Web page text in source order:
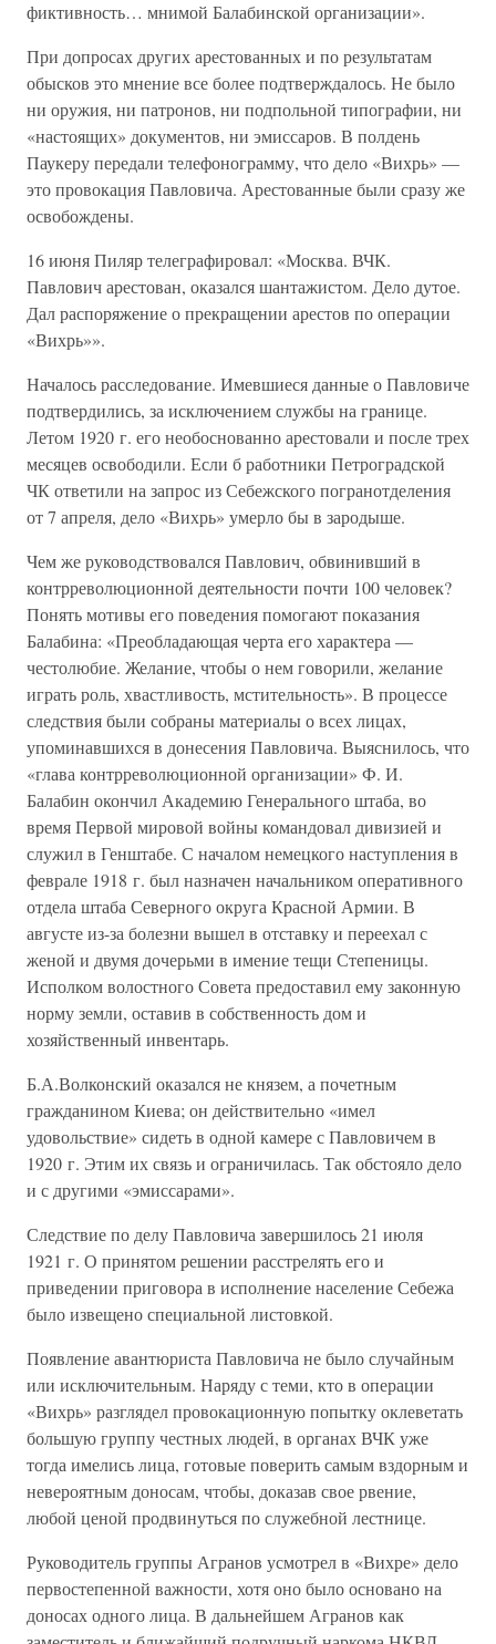
фиктивность… мнимой Балабинской организации».
При допросах других арестованных и по результатам
обысков это мнение все более подтверждалось. Не было
ни оружия, ни патронов, ни подпольной типографии, ни
«настоящих» документов, ни эмиссаров. В полдень
Паукеру передали телефонограмму, что дело «Вихрь» —
это провокация Павловича. Арестованные были сразу же
освобождены.
16 июня Пиляр телеграфировал: «Москва. ВЧК.
Павлович арестован, оказался шантажистом. Дело дутое.
Дал распоряжение о прекращении арестов по операции
«Вихрь»».
Началось расследование. Имевшиеся данные о Павловиче
подтвердились, за исключением службы на границе.
Летом 1920 г. его необоснованно арестовали и после трех
месяцев освободили. Если б работники Петроградской
ЧК ответили на запрос из Себежского погранотделения
от 7 апреля, дело «Вихрь» умерло бы в зародыше.
Чем же руководствовался Павлович, обвинивший в
контрреволюционной деятельности почти 100 человек?
Понять мотивы его поведения помогают показания
Балабина: «Преобладающая черта его характера —
честолюбие. Желание, чтобы о нем говорили, желание
играть роль, хвастливость, мстительность». В процессе
следствия были собраны материалы о всех лицах,
упоминавшихся в донесения Павловича. Выяснилось, что
«глава контрреволюционной организации» Ф. И.
Балабин окончил Академию Генерального штаба, во
время Первой мировой войны командовал дивизией и
служил в Генштабе. С началом немецкого наступления в
феврале 1918 г. был назначен начальником оперативного
отдела штаба Северного округа Красной Армии. В
августе из-за болезни вышел в отставку и переехал с
женой и двумя дочерьми в имение тещи Степеницы.
Исполком волостного Совета предоставил ему законную
норму земли, оставив в собственность дом и
хозяйственный инвентарь.
Б.А.Волконский оказался не князем, а почетным
гражданином Киева; он действительно «имел
удовольствие» сидеть в одной камере с Павловичем в
1920 г. Этим их связь и ограничилась. Так обстояло дело
и с другими «эмиссарами».
Следствие по делу Павловича завершилось 21 июля
1921 г. О принятом решении расстрелять его и
приведении приговора в исполнение население Себежа
было извещено специальной листовкой.
Появление авантюриста Павловича не было случайным
или исключительным. Наряду с теми, кто в операции
«Вихрь» разглядел провокационную попытку оклеветать
большую группу честных людей, в органах ВЧК уже
тогда имелись лица, готовые поверить самым вздорным и
невероятным доносам, чтобы, доказав свое рвение,
любой ценой продвинуться по служебной лестнице.
Руководитель группы Агранов усмотрел в «Вихре» дело
первостепенной важности, хотя оно было основано на
доносах одного лица. В дальнейшем Агранов как